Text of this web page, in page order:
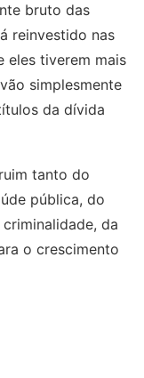
bruto das
reinvestido nas
eles tiverem mais
simplesmente
da dívida
tanto do
pública, do
da
o crescimento